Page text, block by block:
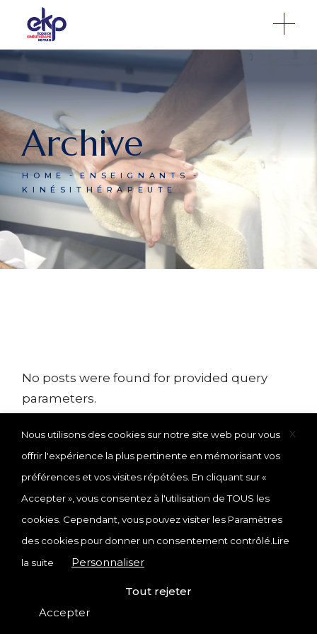
Archive
HOME
ENSEIGNANTS
KINÉSITHÉRAPEUTE
No posts were found for provided query
parameters.
© 2025 EKP
CONTACT
POLITIQUE DE CONFIDENTIALITÉ
MENTIONS LÉGALES
X
Nous utilisons des cookies sur notre site web pour vous
offrir l'expérience la plus pertinente en mémorisant vos
préférences et vos visites répétées. En cliquant sur «
Accepter », vous consentez à l'utilisation de TOUS les
cookies. Cependant, vous pouvez visiter les Paramètres
des cookies pour donner un consentement contrôlé. Lire
la suite
Personnaliser
Tout rejeter
Accepter